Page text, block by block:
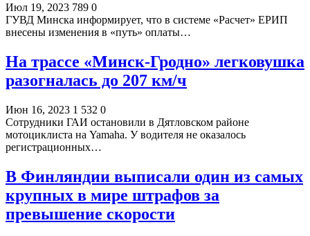
Июл 19, 2023 789 0
ГУВД Минска информирует, что в системе «Расчет» ЕРИП
внесены изменения в «путь» оплаты…
На трассе «Минск-Гродно» легковушка
разогналась до 207 км/ч
Июн 16, 2023 1 532 0
Сотрудники ГАИ остановили в Дятловском районе
мотоциклиста на Yamaha. У водителя не оказалось
регистрационных…
В Финляндии выписали один из самых
крупных в мире штрафов за
превышение скорости